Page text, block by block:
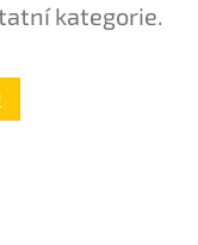
kategorie.